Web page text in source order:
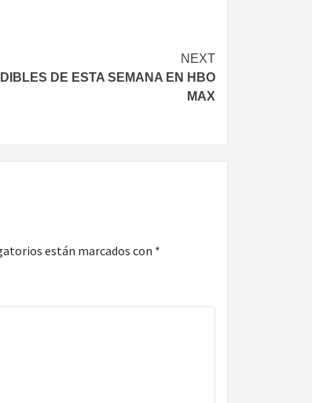
NEXT
DE ESTA SEMANA EN HBO
MAX
están marcados con *